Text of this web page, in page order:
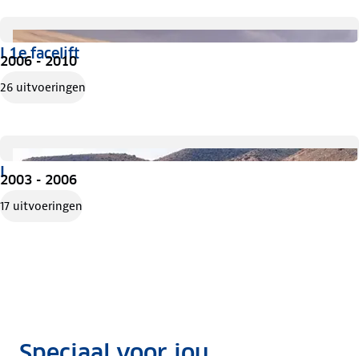
I 1e facelift
2006 - 2010
26 uitvoeringen
I
2003 - 2006
17 uitvoeringen